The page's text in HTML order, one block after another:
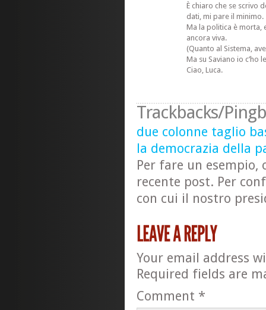
È chiaro che se scrivo
dati, mi pare il minimo.
Ma la politica è morta,
ancora viva.
(Quanto al Sistema,
Ma su Saviano io c’ho
Ciao, Luca.
Trackbacks/
due colonne taglio
la democrazia della
Per fare un esempio,
recente post. Per
con cui il nostro
Your email address
Required fields are
Comment *